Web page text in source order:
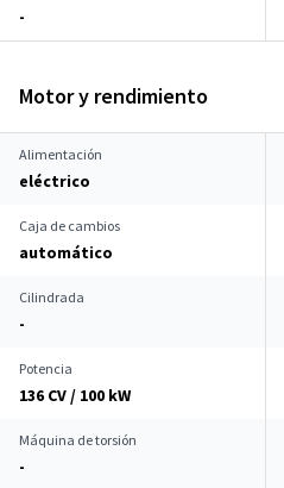
-
Motor y rendimiento
Alimentación
eléctrico
Caja de cambios
automático
Cilindrada
-
Potencia
136 CV / 100 kW
Máquina de torsión
-